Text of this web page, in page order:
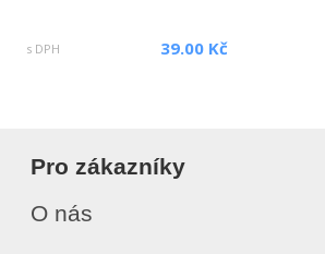
s DPH 39.00 Kč
Pro zákazníky
O nás